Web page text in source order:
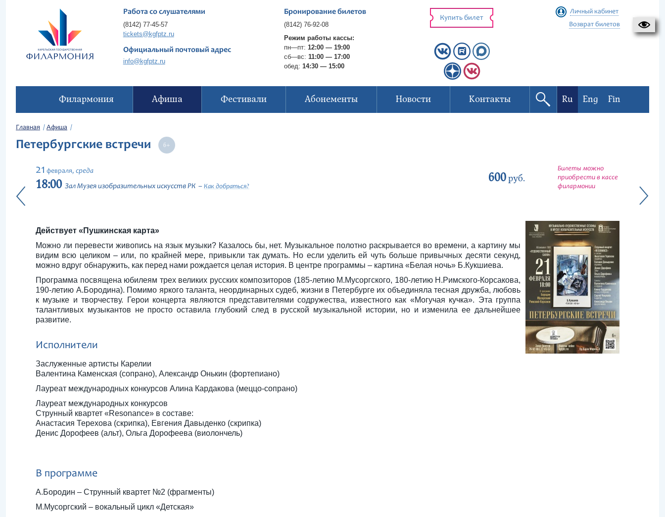
Работа со слушателями
(8142) 77-45-57
tickets@kgfptz.ru
Официальный почтовый адрес
info@kgfptz.ru
Бронирование билетов
(8142) 76-92-08
Режим работы кассы:
пн—пт: 12:00 — 19:00
сб—вс: 11:00 — 17:00
обед: 14:30 — 15:00
Купить билет
Личный кабинет
Возврат билетов
Филармония Афиша Фестивали Абонементы Новости Контакты Ru Eng Fin
Главная Афиша
Петербургские встречи
21 февраля, среда
18:00 Зал Музея изобразительных искусств РК Как добраться?
600руб.
Билеты можно
приобрести в кассе
филармонии
Действует «Пушкинская карта»
Можно ли перевести живопись на язык музыки? Казалось бы, нет. Музыкальное полотно раскрывается во времени, а картину мы
видим всю целиком – или, по крайней мере, привыкли так думать. Но если уделить ей чуть больше привычных десяти секунд,
можно вдруг обнаружить, как перед нами рождается целая история. В центре программы – картина «Белая ночь» Б.Кукшиева.
Программа посвящена юбилеям трех великих русских композиторов (185-летию М.Мусоргского, 180-летию Н.Римского-Корсакова,
190-летию А.Бородина). Помимо яркого таланта, неординарных судеб, жизни в Петербурге их объединяла тесная дружба, любовь
к музыке и творчеству. Герои концерта являются представителями содружества, известного как «Могучая кучка». Эта группа
талантливых музыкантов не просто оставила глубокий след в русской музыкальной истории, но и изменила ее дальнейшее
развитие.
Исполнители
Заслуженные артисты Карелии
Валентина Каменская (сопрано), Александр Онькин (фортепиано)
Лауреат международных конкурсов Алина Кардакова (меццо-сопрано)
Лауреат международных конкурсов
Струнный квартет «Resonance» в составе:
Анастасия Терехова (скрипка), Евгения Давыденко (скрипка)
Денис Дорофеев (альт), Ольга Дорофеева (виолончель)
В программе
А.Бородин – Струнный квартет №2 (фрагменты)
М.Мусоргский – вокальный цикл «Детская»